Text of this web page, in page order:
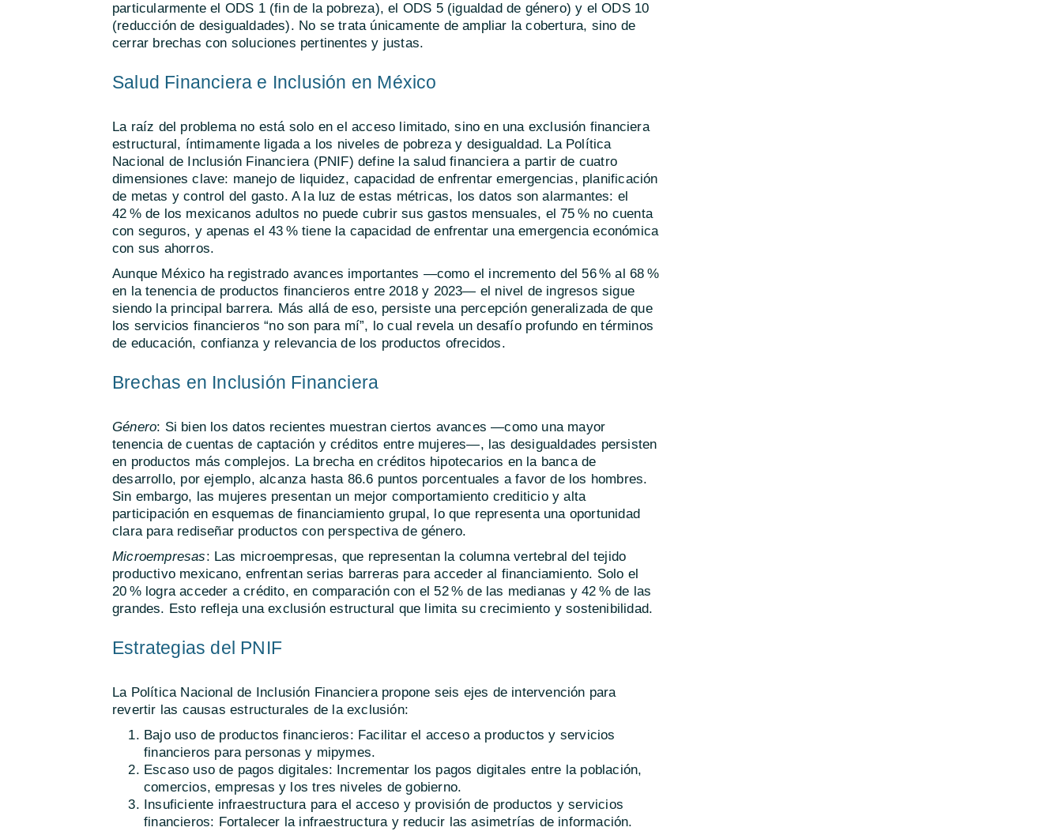
particularmente el ODS 1 (fin de la pobreza), el ODS 5 (igualdad de género) y el ODS 10
(reducción de desigualdades). No se trata únicamente de ampliar la cobertura, sino de
cerrar brechas con soluciones pertinentes y justas.
Salud Financiera e Inclusión en México
La raíz del problema no está solo en el acceso limitado, sino en una exclusión financiera
estructural, íntimamente ligada a los niveles de pobreza y desigualdad. La Política
Nacional de Inclusión Financiera (PNIF) define la salud financiera a partir de cuatro
dimensiones clave: manejo de liquidez, capacidad de enfrentar emergencias, planificación
de metas y control del gasto. A la luz de estas métricas, los datos son alarmantes: el
42 % de los mexicanos adultos no puede cubrir sus gastos mensuales, el 75 % no cuenta
con seguros, y apenas el 43 % tiene la capacidad de enfrentar una emergencia económica
con sus ahorros.
Aunque México ha registrado avances importantes —como el incremento del 56 % al 68 %
en la tenencia de productos financieros entre 2018 y 2023— el nivel de ingresos sigue
siendo la principal barrera. Más allá de eso, persiste una percepción generalizada de que
los servicios financieros “no son para mí”, lo cual revela un desafío profundo en términos
de educación, confianza y relevancia de los productos ofrecidos.
Brechas en Inclusión Financiera
Género: Si bien los datos recientes muestran ciertos avances —como una mayor
tenencia de cuentas de captación y créditos entre mujeres—, las desigualdades persisten
en productos más complejos. La brecha en créditos hipotecarios en la banca de
desarrollo, por ejemplo, alcanza hasta 86.6 puntos porcentuales a favor de los hombres.
Sin embargo, las mujeres presentan un mejor comportamiento crediticio y alta
participación en esquemas de financiamiento grupal, lo que representa una oportunidad
clara para rediseñar productos con perspectiva de género.
Microempresas: Las microempresas, que representan la columna vertebral del tejido
productivo mexicano, enfrentan serias barreras para acceder al financiamiento. Solo el
20 % logra acceder a crédito, en comparación con el 52 % de las medianas y 42 % de las
grandes. Esto refleja una exclusión estructural que limita su crecimiento y sostenibilidad.
Estrategias del PNIF
La Política Nacional de Inclusión Financiera propone seis ejes de intervención para
revertir las causas estructurales de la exclusión:
Bajo uso de productos financieros: Facilitar el acceso a productos y servicios
financieros para personas y mipymes.
Escaso uso de pagos digitales: Incrementar los pagos digitales entre la población,
comercios, empresas y los tres niveles de gobierno.
Insuficiente infraestructura para el acceso y provisión de productos y servicios
financieros: Fortalecer la infraestructura y reducir las asimetrías de información.